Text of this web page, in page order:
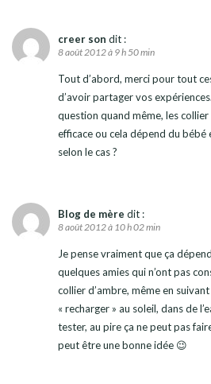
creer son dit :
8 août 2012 à 9 h 50 min
Tout d’abord, merci pour tout
d’avoir partager vos
question quand même, les
efficace ou cela dépend du
selon le cas ?
Blog de mère dit :
8 août 2012 à 10 h 02 min
Je pense vraiment que ça
quelques amies qui n’ont pas
collier d’ambre, même en
« recharger » au soleil, dans de
tester, au pire ça ne peut pas
peut être une bonne idée 😉